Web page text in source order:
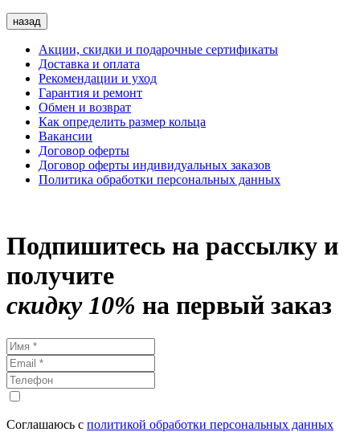
назад
Акции, скидки и подарочные сертификаты
Доставка и оплата
Рекомендации и уход
Гарантия и ремонт
Обмен и возврат
Как определить размер кольца
Вакансии
Договор оферты
Договор оферты индивидуальных заказов
Политика обработки персональных данных
Подпишитесь на рассылку и
получите
скидку 10% на первый заказ
Соглашаюсь с политикой обработки персональных данных